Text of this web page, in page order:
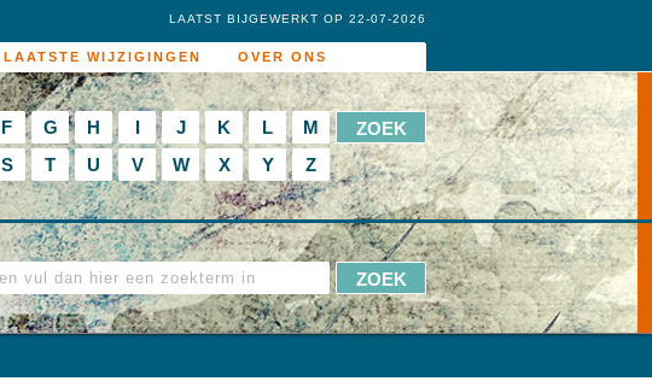
LAATSTE WIJZIGINGEN OVER ONS
LAATST BIJGEWERKT OP 22-07-2026
F G H I J K L
M
S T U V W X Y Z